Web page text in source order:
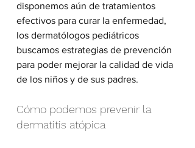
disponemos aún de tratamientos
efectivos para curar la enfermedad,
los dermatólogos pediátricos
buscamos estrategias de prevención
para poder mejorar la calidad de vida
de los niños y de sus padres.
Cómo podemos prevenir la
dermatitis atópica